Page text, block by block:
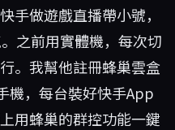
手做遊戲直播帶小號，
之前用實體機，每次切
。我幫他註冊蜂巢雲盒
機，每台裝好快手App
用蜂巢的群控功能一鍵